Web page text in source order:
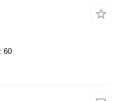
60